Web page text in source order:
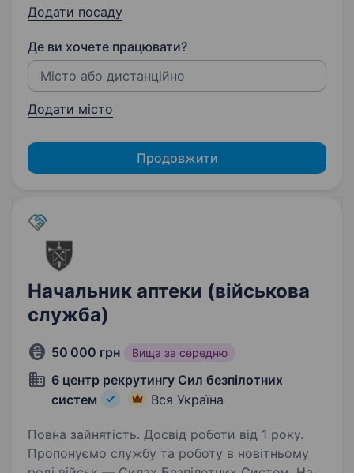
Додати посаду
Де ви хочете працювати?
Додати місто
Продовжити
Начальник аптеки (військова
служба)
50 000 грн Вища за середню
6 центр рекрутингу Сил безпілотних
систем
Вся Україна
Повна зайнятість. Досвід роботи від 1 року.
Пропонуємо службу та роботу в новітньому